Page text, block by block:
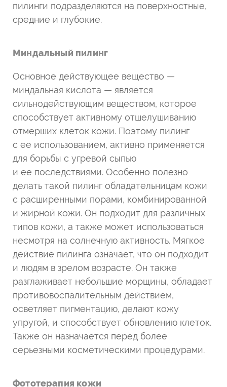
пилинги подразделяются на поверхностные,
средние и глубокие.
Миндальный пилинг
Основное действующее вещество —
миндальная кислота — является
сильнодействующим веществом, которое
способствует активному отшелушиванию
отмерших клеток кожи. Поэтому пилинг
с ее использованием, активно применяется
для борьбы с угревой сыпью
и ее последствиями. Особенно полезно
делать такой пилинг обладательницам кожи
с расширенными порами, комбинированной
и жирной кожи. Он подходит для различных
типов кожи, а также может использоваться
несмотря на солнечную активность. Мягкое
действие пилинга означает, что он подходит
и людям в зрелом возрасте. Он также
разглаживает небольшие морщины, обладает
противовоспалительным действием,
осветляет пигментацию, делают кожу
упругой, и способствует обновлению клеток.
Также он назначается перед более
серьезными косметическими процедурами.
Фототерапия кожи